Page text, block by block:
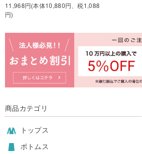
11,968円(本体10,880円、税1,088
円)
商品カテゴリ
トップス
ボトムス